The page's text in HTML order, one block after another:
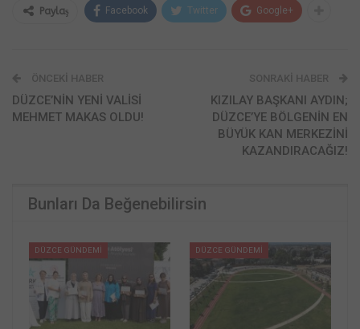
Paylaş Facebook Twitter Google+
ÖNCEKI HABER
DÜZCE’NİN YENİ VALİSİ
MEHMET MAKAS OLDU!
SONRAKI HABER
KIZILAY BAŞKANI AYDIN;
DÜZCE’YE BÖLGENİN EN
BÜYÜK KAN MERKEZİNİ
KAZANDIRACAĞIZ!
Bunları Da Beğenebilirsin
DÜZCE GÜNDEMİ DÜZCE GÜNDEMİ